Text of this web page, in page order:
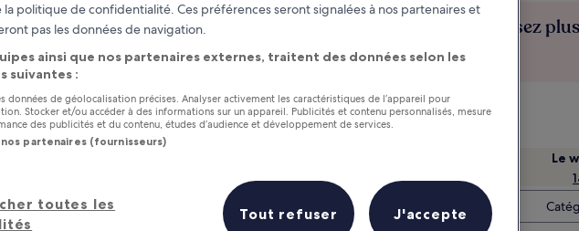
Gagnez des récompenses pour
chaque nuit séjournée
Économisez
membres
7 août - 9 août
Le
Prix (croissant) Distance
la politique de confidentialité. Ces préférences seront signalées à nos partenaires et
pas les données de navigation.
ainsi que nos partenaires externes, traitent des données selon les
suivantes :
données de géolocalisation précises. Analyser activement les caractéristiques de l’appareil pour
Stocker et/ou accéder à des informations sur un appareil. Publicités et contenu personnalisés, mesure
des publicités et du contenu, études d’audience et développement de services.
partenaires (fournisseurs)
toutes les
Tout refuser J'accepte